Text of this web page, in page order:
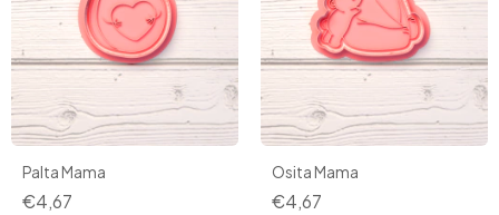
Palta Mama
€4,67
Osita Mama
€4,67